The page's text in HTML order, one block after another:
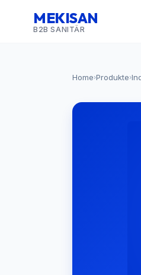
MEKISAN
B2B SANITÄR
Home›Produkte›